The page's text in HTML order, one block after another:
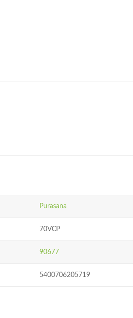
Purasana
70VCP
90677
5400706205719